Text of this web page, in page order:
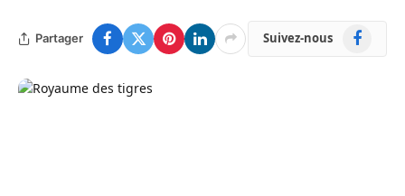
Partager Suivez-nous Facebook